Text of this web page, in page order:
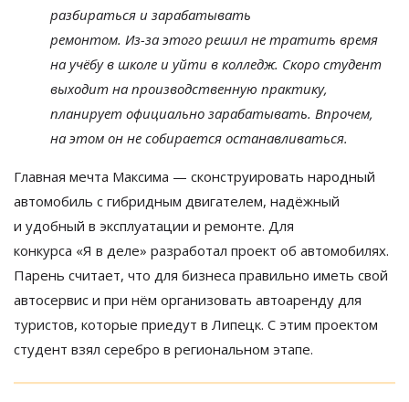
разбираться и зарабатывать
ремонтом. Из-за этого решил не тратить время
на учёбу в школе и уйти в колледж. Скоро студент
выходит на производственную практику,
планирует официально зарабатывать. Впрочем,
на этом он не собирается останавливаться.
Главная мечта Максима — сконструировать народный
автомобиль с гибридным двигателем, надёжный
и удобный в эксплуатации и ремонте. Для
конкурса «Я в деле» разработал проект об автомобилях.
Парень считает, что для бизнеса правильно иметь свой
автосервис и при нём организовать автоаренду для
туристов, которые приедут в Липецк. С этим проектом
студент взял серебро в региональном этапе.